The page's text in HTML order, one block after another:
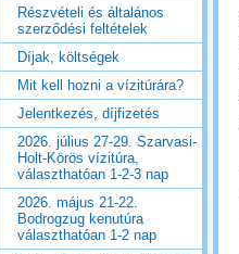
Részvételi és általános
szerződési feltételek
Díjak, költségek
Mit kell hozni a vízitúrára?
Jelentkezés, díjfizetés
2026. július 27-29. Szarvasi-
Holt-Körös vízitúra,
választhatóan 1-2-3 nap
2026. május 21-22.
Bodrogzug kenutúra
választhatóan 1-2 nap